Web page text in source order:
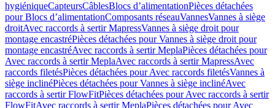
hygiéniqueCapteursCâblesBlocs d’alimentationPièces détachées
pour Blocs d’alimentationComposants réseauVannesVannes à siège
droitAvec raccords à sertir MapressVannes à siège droit pour
montage encastréPièces détachées pour Vannes à siège droit pour
montage encastréAvec raccords à sertir MeplaPièces détachées pour
Avec raccords à sertir MeplaAvec raccords à sertir MapressAvec
raccords filetésPièces détachées pour Avec raccords filetésVannes à
siège inclinéPièces détachées pour Vannes à siège inclinéAvec
raccords à sertir FlowFitPièces détachées pour Avec raccords à sertir
FlowFitAvec raccords à sertir MeplaPièces détachées pour Avec